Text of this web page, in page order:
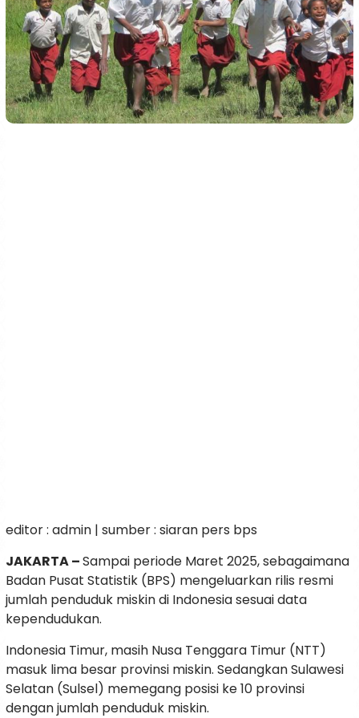
editor : admin | sumber : siaran pers bps
JAKARTA –Sampai periode Maret 2025, sebagaimana
Badan Pusat Statistik (BPS) mengeluarkan rilis resmi
jumlah penduduk miskin di Indonesia sesuai data
kependudukan.
Indonesia Timur, masih Nusa Tenggara Timur (NTT)
masuk lima besar provinsi miskin. Sedangkan Sulawesi
Selatan (Sulsel) memegang posisi ke 10 provinsi
dengan jumlah penduduk miskin.